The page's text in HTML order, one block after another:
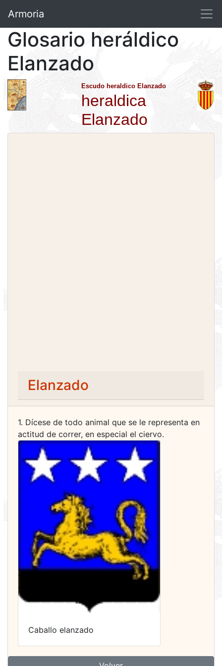
Armoria
Glosario heráldico
Elanzado
Escudo heraldico Elanzado
heraldica
Elanzado
Elanzado
1. Dícese de todo animal que se le representa en
actitud de correr, en especial el ciervo.
Caballo elanzado